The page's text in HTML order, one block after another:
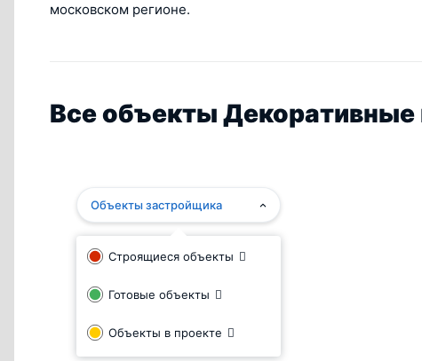
московском регионе.
Все объекты Декоративные
Объекты застройщика
Строящиеся объекты
Готовые объекты
Объекты в проекте